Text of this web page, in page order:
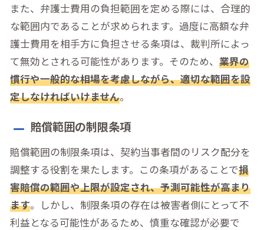
また、弁護士費用の負担範囲を定める際には、合理的
な範囲内であることが求められます。過度に高額な弁
護士費用を相手方に負担させる条項は、裁判所によっ
て無効とされる可能性があります。そのため、 業界の
慣行や一般的な相場を考慮しながら、適切な範囲を設
定しなければいけません。
賠償範囲の制限条項
賠償範囲の制限条項は、契約当事者間のリスク配分を
調整する役割を果たします。この条項があることで損
害賠償の範囲や上限が設定され、予測可能性が高まり
ます。しかし、制限条項の存在は被害者側にとって不
利益となる可能性があるため、慎重な確認が必要で